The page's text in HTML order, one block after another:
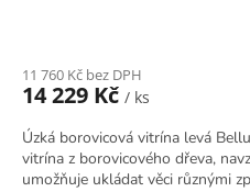
11 760 Kč bez DPH
14 229 Kč / ks
Úzká borovicová vitrína levá
vitrína z borovicového dřeva,
umožňuje ukládat věci různými